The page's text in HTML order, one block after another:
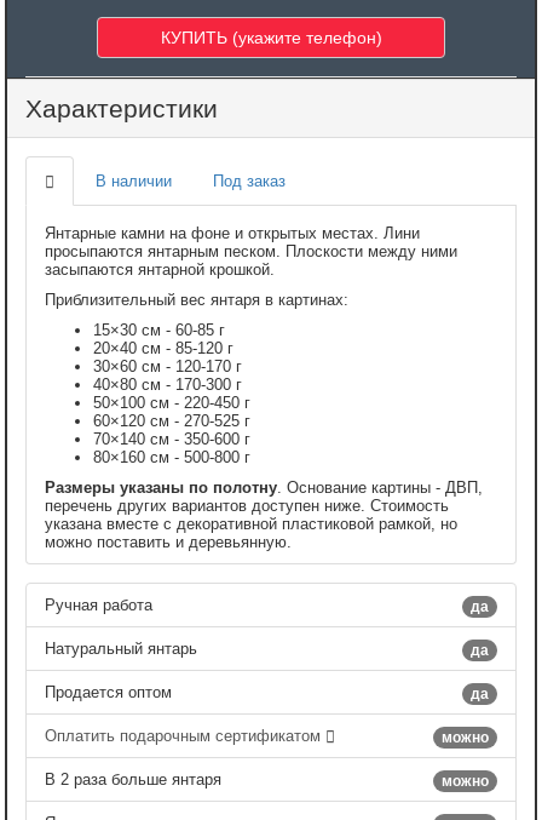
Характеристики
В наличии Под заказ
Янтарные камни на фоне и открытых местах. Лини
просыпаются янтарным песком. Плоскости между ними
засыпаются янтарной крошкой.
Приблизительный вес янтаря в картинах:
15×30 см - 60-85 г
20×40 см - 85-120 г
30×60 см - 120-170 г
40×80 см - 170-300 г
50×100 см - 220-450 г
60×120 см - 270-525 г
70×140 см - 350-600 г
80×160 см - 500-800 г
Размеры указаны по полотну . Основание картины - ДВП,
перечень других вариантов доступен ниже. Стоимость
указана вместе с декоративной пластиковой рамкой, но
можно поставить и деревьянную.
да
Ручная работа
да
Натуральный янтарь
да
Продается оптом
можно
Оплатить подарочным сертификатом
можно
В 2 раза больше янтаря